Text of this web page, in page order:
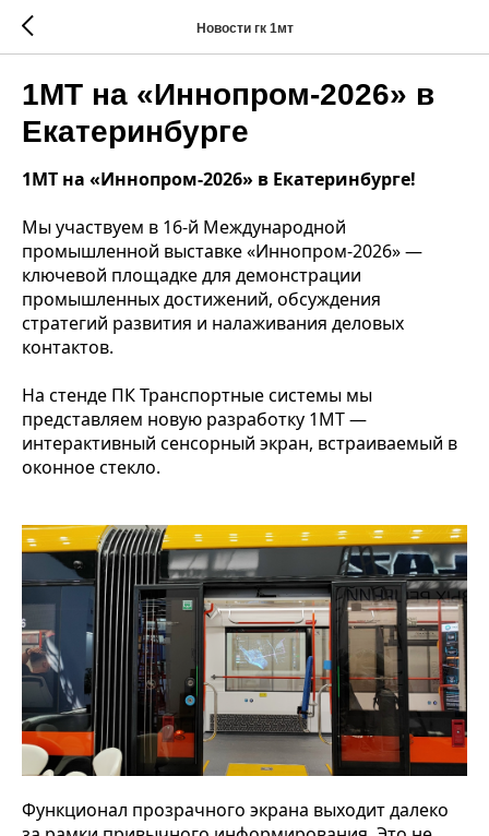
Новости гк 1мт
1МТ на «Иннопром-2026» в
Екатеринбурге
1МТ на «Иннопром-2026» в Екатеринбурге!
Мы участвуем в 16-й Международной
промышленной выставке «Иннопром-2026» —
ключевой площадке для демонстрации
промышленных достижений, обсуждения
стратегий развития и налаживания деловых
контактов.
На стенде ПК Транспортные системы мы
представляем новую разработку 1МТ —
интерактивный сенсорный экран, встраиваемый в
оконное стекло.
Функционал прозрачного экрана выходит далеко